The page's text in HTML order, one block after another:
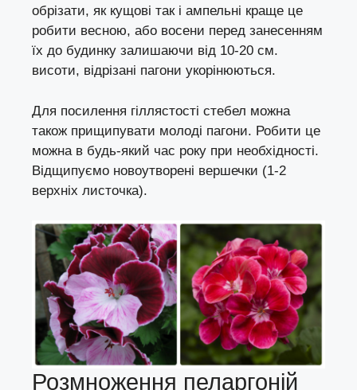
обрізати, як кущові так і ампельні краще це
робити весною, або восени перед занесенням
їх до будинку залишаючи від 10-20 см.
висоти, відрізані пагони укорінюються.
Для посилення гіллястості стебел можна
також прищипувати молоді пагони. Робити це
можна в будь-який час року при необхідності.
Відщипуємо новоутворені вершечки (1-2
верхніх листочка).
Розмноження пеларгоній